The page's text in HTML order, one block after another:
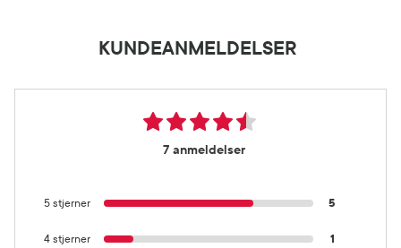
KUNDEANMELDELSER
7 anmeldelser
5 stjerner 5
4 stjerner 1